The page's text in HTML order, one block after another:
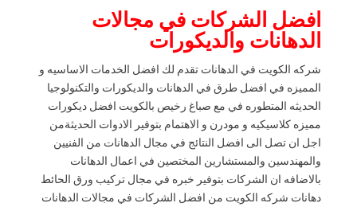
افضل الشركات في مجالات
الدهانات والديكورات
شركه الكويت في الدهانات تقدم لك افضل الخدمات الاساسيه و
المميزه في افضل طرق في الدهانات والديكورات والتكنولوجيا
الحديثه المتطوره في مع صباغ رخيص بالكويت افضل ديكورات
مميزه كلاسيكيه و مودرن و الاهتمام بتوفير الادوات الحديثةمن
اجل ان تصل الى افضل النتائج في مجال الدهانات من الفنيين
والمهندسين والمستشارين المختصين في اعمال الدهانات
بالاضافه ان الشركات بتوفير خبره في مجال تركيب ورق الحائط
دهانات شركه الكويت من افضل الشركات في مجالات الدهانات